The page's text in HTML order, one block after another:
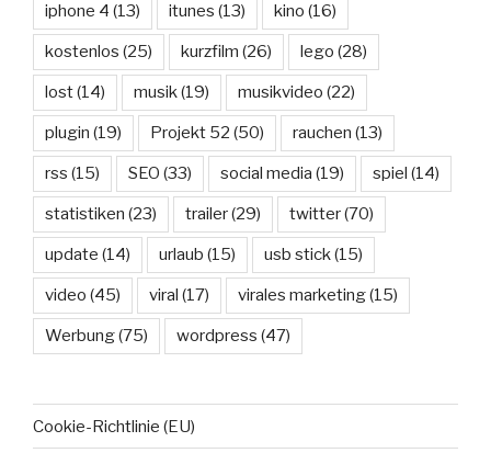
iphone 4 (13) itunes (13) kino (16)
kostenlos (25) kurzfilm (26) lego (28)
lost(14) musik(19) musikvideo (22)
plugin (19) Projekt 52 (50) rauchen (13)
rss (15) SEO (33) social media (19) spiel (14)
statistiken (23) trailer(29) twitter(70)
update (14) urlaub (15) usb stick(15)
video (45) viral (17) virales marketing(15)
Werbung(75) wordpress (47)
Cookie-Richtlinie (EU)